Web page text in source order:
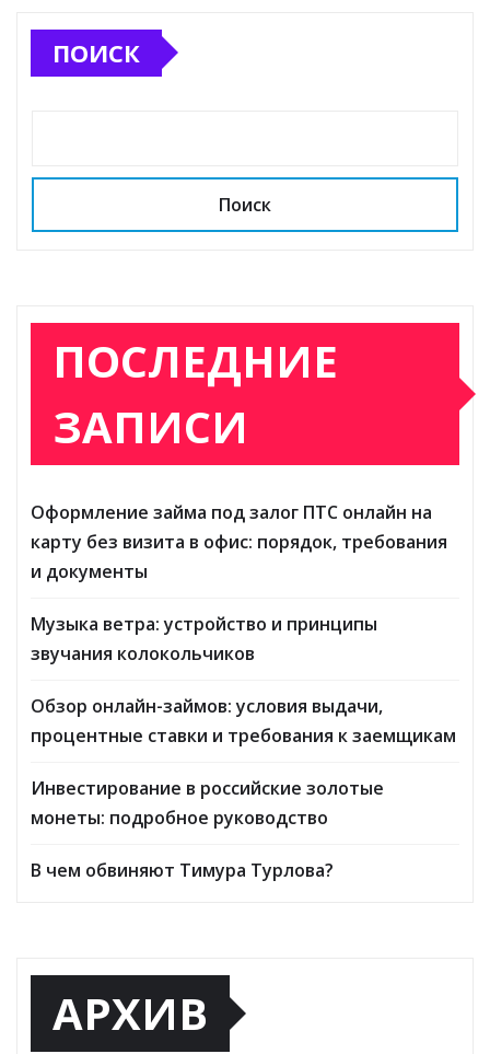
n
o
ss
ki
at
s
p
e
и
ь
ПОИСК
Поиск
ПОСЛЕДНИЕ
ЗАПИСИ
Оформление займа под залог ПТС онлайн на
карту без визита в офис: порядок, требования
и документы
Музыка ветра: устройство и принципы
звучания колокольчиков
Обзор онлайн-займов: условия выдачи,
процентные ставки и требования к заемщикам
Инвестирование в российские золотые
монеты: подробное руководство
В чем обвиняют Тимура Турлова?
АРХИВ